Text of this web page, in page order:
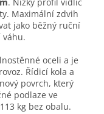
. Nízký profil vidlic
Maximální zdvih
jako běžný ruční
váhu.
oceli a je
Řídicí kola a
povrch, který
podlaze ve
kg bez obalu.